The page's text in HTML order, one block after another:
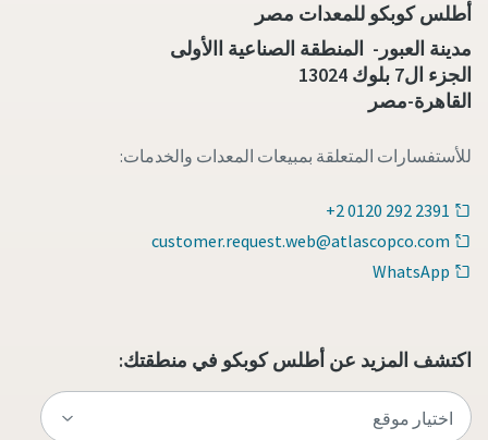
أطلس كوبكو للمعدات مصر
مدينة العبور- المنطقة الصناعية االأولى
الجزء ال7 بلوك 13024
القاهرة-مصر
للأستفسارات المتعلقة بمبيعات المعدات والخدمات:
+2 0120 292 2391
customer.request.web@atlascopco.com
WhatsApp
اكتشف المزيد عن أطلس كوبكو في منطقتك: